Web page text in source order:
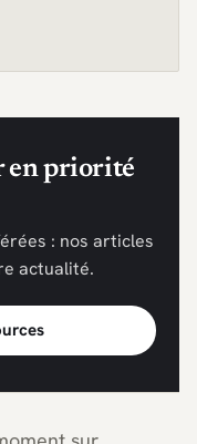
en priorité
: nos articles
actualité.